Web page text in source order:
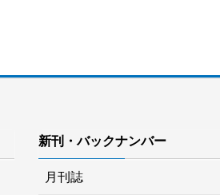
新刊・バックナンバー
月刊誌